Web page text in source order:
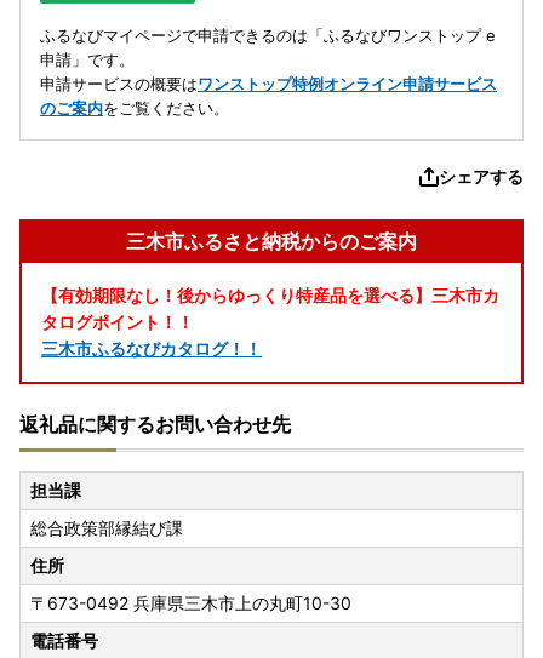
ふるなびマイページで申請できるのは「ふるなびワンストップ e
申請」です。
申請サービスの概要はワンストップ特例オンライン申請サービス
のご案内をご覧ください。
シェアする
三木市ふるさと納税からのご案内
【有効期限なし！後からゆっくり特産品を選べる】三木市カ
タログポイント！！
三木市ふるなびカタログ！！
返礼品に関するお問い合わせ先
担当課
総合政策部縁結び課
住所
〒673-0492 兵庫県三木市上の丸町10-30
電話番号